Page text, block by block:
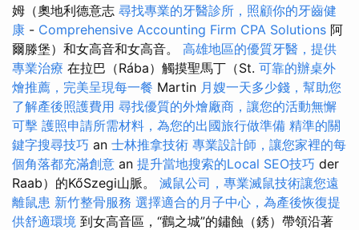
姆（奧地利德意志 尋找專業的牙醫診所，照顧你的牙齒健
康 - Comprehensive Accounting Firm CPA Solutions 阿
爾滕堡）和女高音和女高音。 高雄地區的優質牙醫，提供
專業治療 在拉巴（Rába）觸摸聖馬丁（St. 可靠的辦桌外
燴推薦，完美呈現每一餐 Martin 月嫂一天多少錢，幫助您
了解產後照護費用 尋找優質的外燴廠商，讓您的活動無懈
可擊 護照申請所需材料，為您的出國旅行做準備 精準的關
鍵字搜尋技巧 an 士林推拿技術 專業設計師，讓您家裡的每
個角落都充滿創意 an 提升當地搜索的Local SEO技巧 der
Raab）的KőSzegi山脈。 滅鼠公司，專業滅鼠技術讓您遠
離鼠患 新竹整骨服務 選擇適合的月子中心，為產後恢復提
供舒適環境 到女高音區，“鸛之城”的鏽蝕（銹）帶領沿著